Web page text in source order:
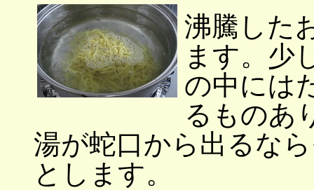
沸騰した
ます。少
の中には
るものあ
湯が蛇口から出るな
とします。